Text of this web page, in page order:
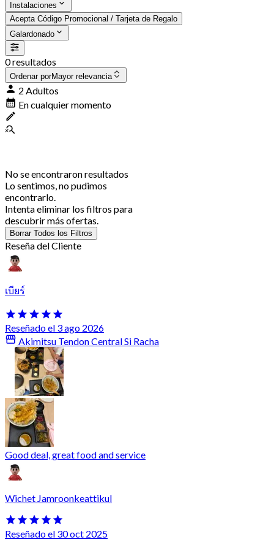
Instalaciones
Acepta Código Promocional / Tarjeta de Regalo
Galardonado
0 resultados
Ordenar porMayor relevancia
2 Adultos
En cualquier momento
No se encontraron resultados
Lo sentimos, no pudimos
encontrarlo.
Intenta eliminar los filtros para
descubrir más ofertas.
Borrar Todos los Filtros
Reseña del Cliente
เบียร์
Reseñado el 3 ago 2026
Akimitsu Tendon Central Si Racha
Good deal, great food and service
Wichet Jamroonkeattikul
Reseñado el 30 oct 2025